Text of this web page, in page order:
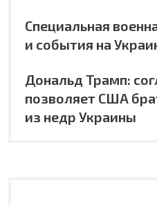
Специальная
и события на
Дональд Трамп:
позволяет США
из недр Украины